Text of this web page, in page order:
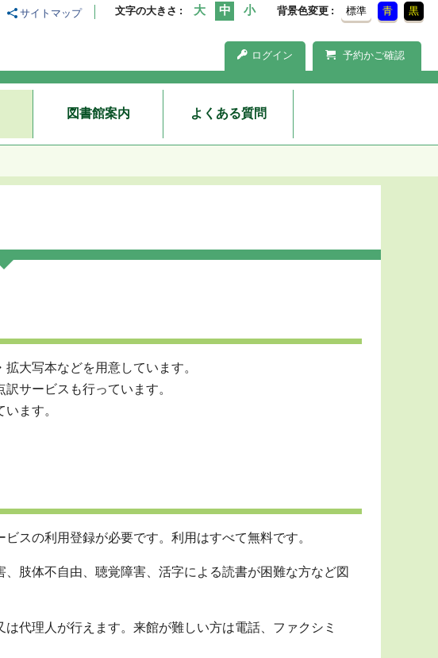
文字の大きさ 背景色変更 標準 青 黒
ログイン 予約かご確認
サイトマップ
図書館案内 よくある質問
大写本などを用意しています。
サービスも行っています。
ます。
スの利用登録が必要です。利用はすべて無料です。
肢体不自由、聴覚障害、活字による読書が困難な方など図
代理人が行えます。来館が難しい方は電話、ファクシミ